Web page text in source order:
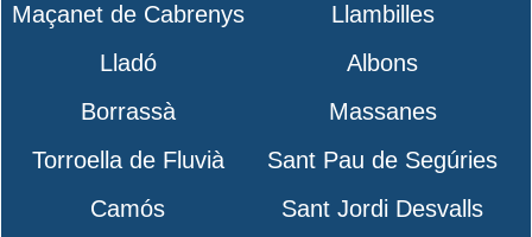
Maçanet de Cabrenys
Llambilles
Lladó
Albons
Borrassà
Massanes
Torroella de Fluvià
Sant Pau de Segúries
Camós
Sant Jordi Desvalls